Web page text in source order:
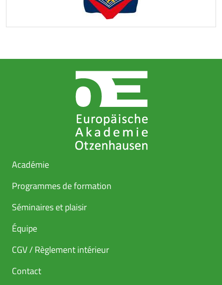
Académie
Programmes de formation
Séminaires et plaisir
Équipe
CGV / Règlement intérieur
Contact